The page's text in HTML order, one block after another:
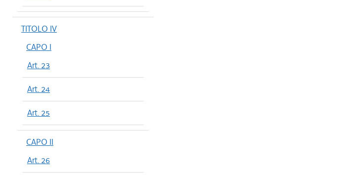
TITOLO IV
CAPO I
Art. 23
Art. 24
Art. 25
CAPO II
Art. 26